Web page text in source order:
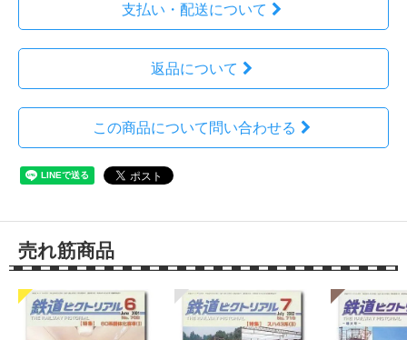
支払い・配送について
返品について
この商品について問い合わせる
売れ筋商品